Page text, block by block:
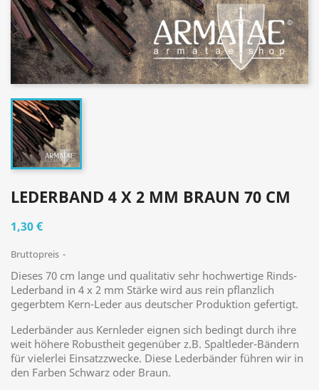
LEDERBAND 4 X 2 MM BRAUN 70 CM
1,30 €
Bruttopreis
Dieses 70 cm lange und qualitativ sehr hochwertige Rinds-
Lederband in 4 x 2 mm Stärke wird aus rein pflanzlich
gegerbtem Kern-Leder aus deutscher Produktion gefertigt.
Lederbänder aus Kernleder eignen sich bedingt durch ihre
weit höhere Robustheit gegenüber z.B. Spaltleder-Bändern
für vielerlei Einsatzzwecke. Diese Lederbänder führen wir in
den Farben Schwarz oder Braun.